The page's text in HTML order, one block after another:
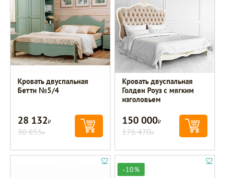
Кровать двуспальная
Бетти №5/4
28 132Р
30 855Р
Кровать двуспальная
Голден Роуз с мягким
изголовьем
150 000Р
176 470Р
-10%